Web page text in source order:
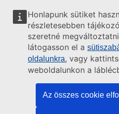
Honlapunk sütiket
részletesebben
szeretné
látogasson el a
oldalunkra, vagy
weboldalunkon a
Az összes cookie